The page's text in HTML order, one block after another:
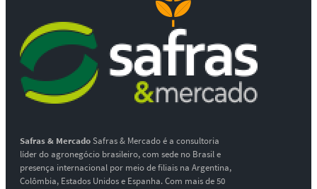
Safras & MercadoSafras & Mercado é a consultoria
líder do agronegócio brasileiro, com sede no Brasil e
presença internacional por meio de filiais na Argentina,
Colômbia, Estados Unidos e Espanha. Com mais de 50